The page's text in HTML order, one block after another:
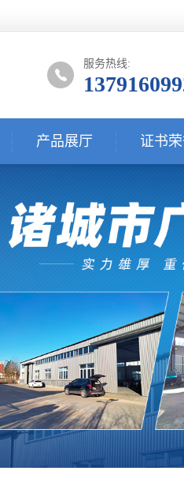
服务热线:
产品展厅 证书